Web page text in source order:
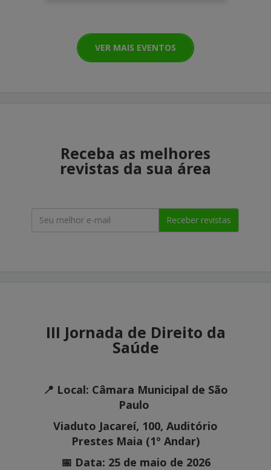
VER MAIS EVENTOS
Receba as melhores
revistas da sua área
Receber revistas
III Jornada de Direito da
Saúde
📍 Local: Câmara Municipal de São
Paulo
Viaduto Jacareí, 100, Auditório
Prestes Maia (1º Andar)
📅 Data: 25 de maio de 2026